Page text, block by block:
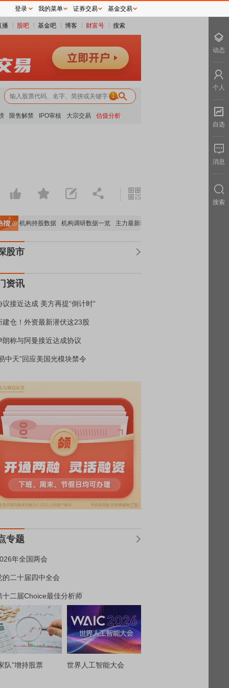
播 股吧 基金吧 博客 财富号 搜索
1
限售解禁 IPO审核 大宗交易 估值分析
重要机构持股数据 机构调研数据一览 主力最新动向
股市
资讯
议接近达成 美方再提“倒计时”
建仓！外资最新潜伏这23股
朗称与阿曼接近达成协议
中天”回应美国光模块禁令
专题
年全国两会
的二十届四中全会
十二届Choice最佳分析师
队”增持股票 世界人工智能大会
登录 我的菜单 证券交易 基金交易
动态
个人
自选
消息
搜索